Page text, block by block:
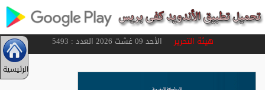
هيئة التحريرالأحد 09 غشت 2026 العدد : 5493
الرئيسية